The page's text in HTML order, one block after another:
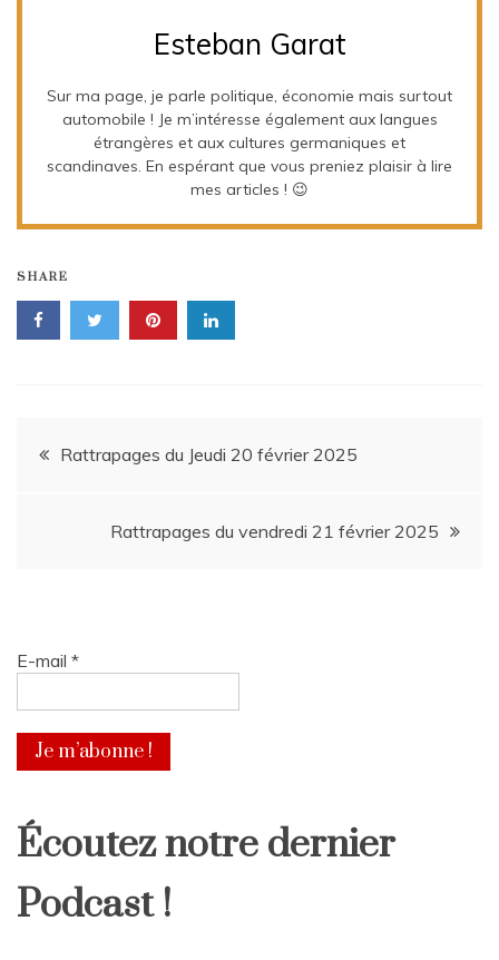
Esteban Garat
Sur ma page, je parle politique, économie mais surtout
automobile ! Je m’intéresse également aux langues
étrangères et aux cultures germaniques et
scandinaves. En espérant que vous preniez plaisir à lire
mes articles ! 😉
SHARE
Navigation
Rattrapages du Jeudi 20 février 2025
Rattrapages du vendredi 21 février 2025
E-mail *
Écoutez notre dernier
Podcast !